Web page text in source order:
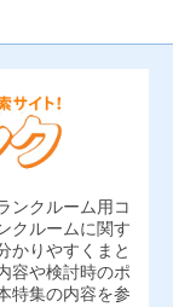
ンクルーム用コ
クルームに関す
かりやすくまと
容や検討時のポ
特集の内容を参